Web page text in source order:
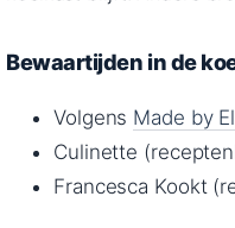
Bewaartijden in de
Volgens Made by
Culinette
Francesca Kookt